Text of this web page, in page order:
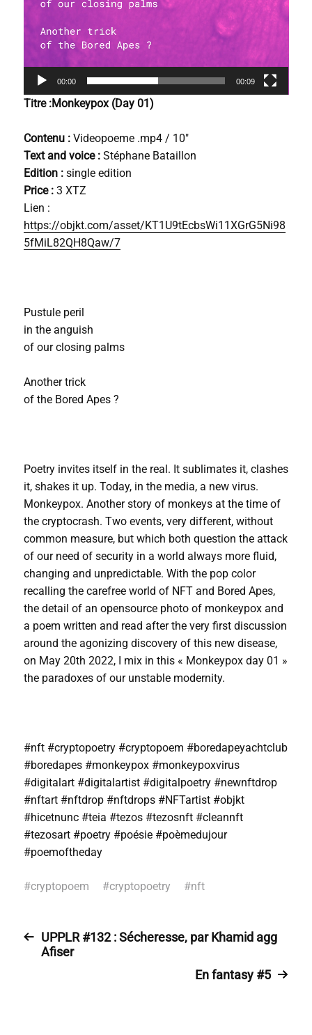
00:00 00:09
Titre :Monkeypox (Day 01)
Contenu :Videopoeme .mp4 / 10″
Text and voice :Stéphane Bataillon
Edition :single edition
Price : 3 XTZ
Lien :
https://objkt.com/asset/KT1U9tEcbsWi11XGrG5Ni98
5fMiL82QH8Qaw/7
Pustule peril
in the anguish
of our closing palms
Another trick
of the Bored Apes ?
Poetry invites itself in the real. It sublimates it, clashes
it, shakes it up. Today, in the media, a new virus.
Monkeypox. Another story of monkeys at the time of
the cryptocrash. Two events, very different, without
common measure, but which both question the attack
of our need of security in a world always more fluid,
changing and unpredictable. With the pop color
recalling the carefree world of NFT and Bored Apes,
the detail of an opensource photo of monkeypox and
a poem written and read after the very first discussion
around the agonizing discovery of this new disease,
on May 20th 2022, I mix in this « Monkeypox day 01 »
the paradoxes of our unstable modernity.
#nft #cryptopoetry #cryptopoem #boredapeyachtclub
#boredapes #monkeypox #monkeypoxvirus
#digitalart #digitalartist #digitalpoetry #newnftdrop
#nftart #nftdrop #nftdrops #NFTartist #objkt
#hicetnunc #teia #tezos #tezosnft #cleannft
#tezosart #poetry #poésie #poèmedujour
#poemoftheday
#cryptopoem #cryptopoetry #nft
UPPLR #132 : Sécheresse, par Khamid agg
Afiser
En fantasy #5